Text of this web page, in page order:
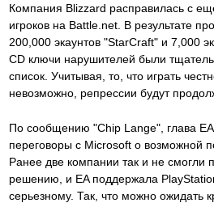
Компания Blizzard расправилась с
игроков на Battle.net. В результате
200,000 экаунтов "StarCraft" и 7,000
CD ключи нарушителей были
список. Учитывая, то, что играть
невозможно, репрессии будут
По сообщению "Chip Lange", глава
переговоры с Microsoft о возможной
Ранее две компании так и не смогли
решению, и EA поддержала
серьезному. Так, что можно ожидать